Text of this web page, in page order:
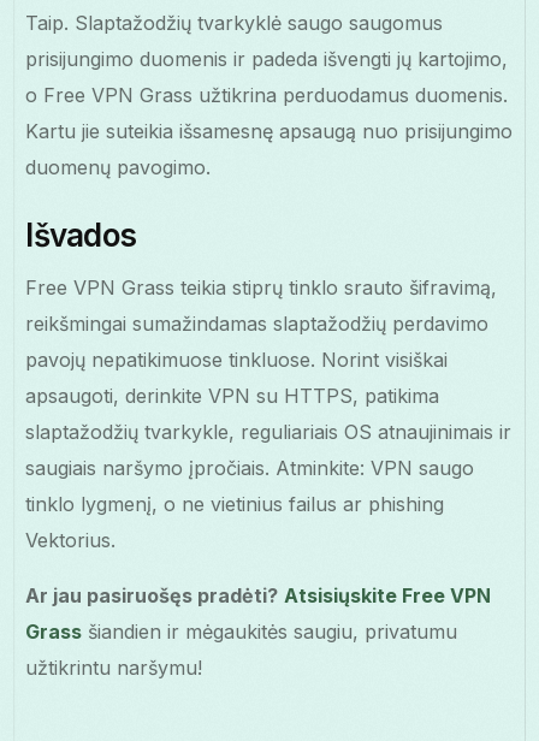
Taip. Slaptažodžių tvarkyklė saugo saugomus
prisijungimo duomenis ir padeda išvengti jų kartojimo,
o Free VPN Grass užtikrina perduodamus duomenis.
Kartu jie suteikia išsamesnę apsaugą nuo prisijungimo
duomenų pavogimo.
Išvados
Free VPN Grass teikia stiprų tinklo srauto šifravimą,
reikšmingai sumažindamas slaptažodžių perdavimo
pavojų nepatikimuose tinkluose. Norint visiškai
apsaugoti, derinkite VPN su HTTPS, patikima
slaptažodžių tvarkykle, reguliariais OS atnaujinimais ir
saugiais naršymo įpročiais. Atminkite: VPN saugo
tinklo lygmenį, o ne vietinius failus ar phishing
Vektorius.
Ar jau pasiruošęs pradėti? Atsisiųskite Free VPN
Grass šiandien ir mėgaukitės saugiu, privatumu
užtikrintu naršymu!